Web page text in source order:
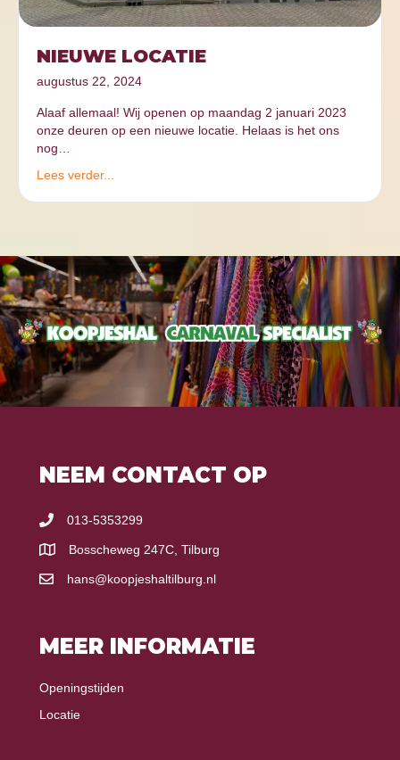
NIEUWE LOCATIE
augustus 22, 2024
Alaaf allemaal! Wij openen op maandag 2 januari 2023
onze deuren op een nieuwe locatie. Helaas is het ons
nog…
Lees verder...
NEEM CONTACT OP
013-5353299
Bosscheweg 247C, Tilburg
hans@koopjeshaltilburg.nl
MEER INFORMATIE
Openingstijden
Locatie